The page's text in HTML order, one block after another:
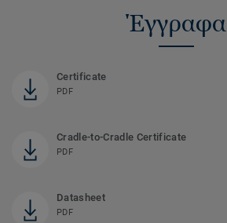
Έγγραφα
Certificate
PDF
Cradle-to-Cradle Certificate
PDF
Datasheet
PDF